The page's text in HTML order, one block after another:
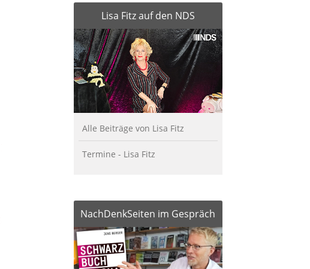
Lisa Fitz auf den NDS
Alle Beiträge von Lisa Fitz
Termine - Lisa Fitz
NachDenkSeiten im Gespräch